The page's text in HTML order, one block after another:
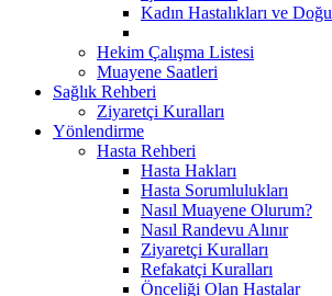
Kadın Hastalıkları ve
Hekim Çalışma Listesi
Muayene Saatleri
Sağlık Rehberi
Ziyaretçi Kuralları
Yönlendirme
Hasta Rehberi
Hasta Hakları
Hasta Sorumlulukları
Nasıl Muayene Olurum?
Nasıl Randevu Alınır
Ziyaretçi Kuralları
Refakatçi Kuralları
Önceliği Olan Hastalar